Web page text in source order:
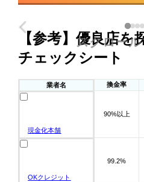
スクロー
【参考】優良店を
チェックシート
業者名 換金率
現金化本舗
90%以上
OKクレジット
99.2%